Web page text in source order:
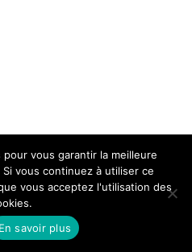
vous garantir la meilleure
vous continuez à utiliser ce
vous acceptez l'utilisation des
En savoir plus